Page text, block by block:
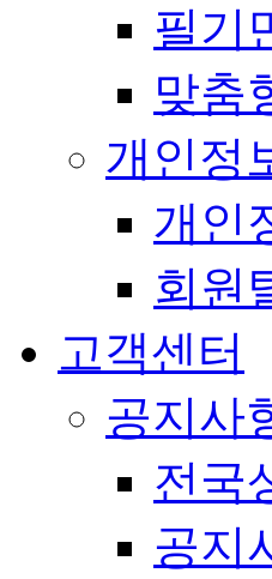
필기
맞춤
개인정
개인
회원
고객센터
공지사
전국
공지